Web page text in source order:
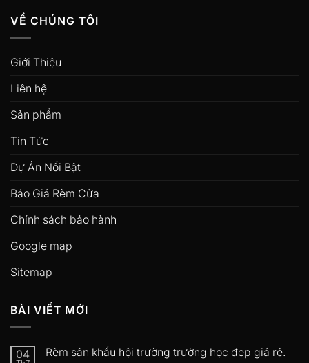
VỀ CHÚNG TÔI
Giới Thiệu
Liên hệ
Sản phẩm
Tin Tức
Dự Án Nổi Bật
Báo Giá Rèm Cửa
Chính sách bảo hành
Google map
Sitemap
BÀI VIẾT MỚI
04 Rèm sân khấu hội trường trường học đep giá rẻ.